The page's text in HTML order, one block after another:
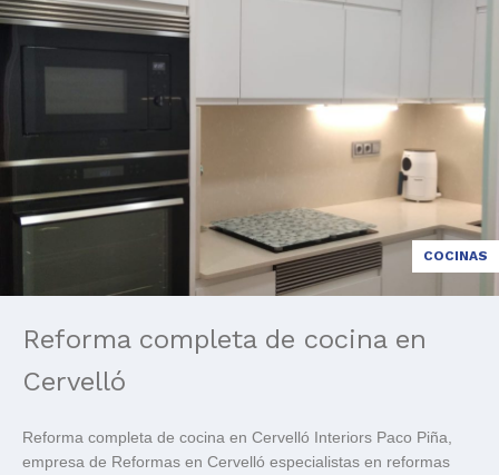
COCINAS
Reforma completa de cocina en
Cervelló
Reforma completa de cocina en Cervelló Interiors Paco Piña,
empresa de Reformas en Cervelló especialistas en reformas